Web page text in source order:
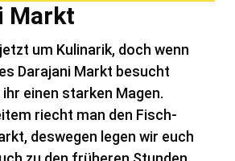
Markt
um Kulinarik, doch wenn
Darajani Markt besucht
einen starken Magen.
riecht man den Fisch-
deswegen legen wir euch